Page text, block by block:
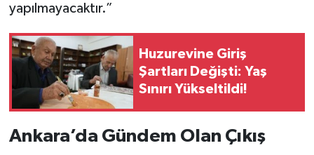
yapılmayacaktır.”
Huzurevine Giriş
Şartları Değişti: Yaş
Sınırı Yükseltildi!
Ankara’da Gündem Olan Çıkış